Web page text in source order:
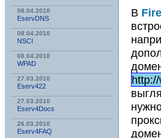
08.04.2010
EservDNS
08.04.2010
NSСI
08.04.2010
WPAD
27.03.2010
Eserv422
27.03.2010
Eserv4Docs
26.03.2010
Eserv4FAQ
В